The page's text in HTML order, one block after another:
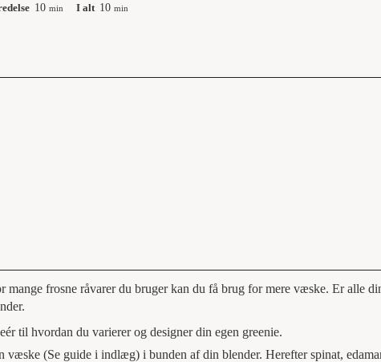
10 min I alt 10 min
frosne råvarer du bruger kan du få brug for mere væske. Er alle
til hvordan du varierer og designer din egen greenie.
væske (Se guide i indlæg) i bunden af din blender. Herefter spinat,